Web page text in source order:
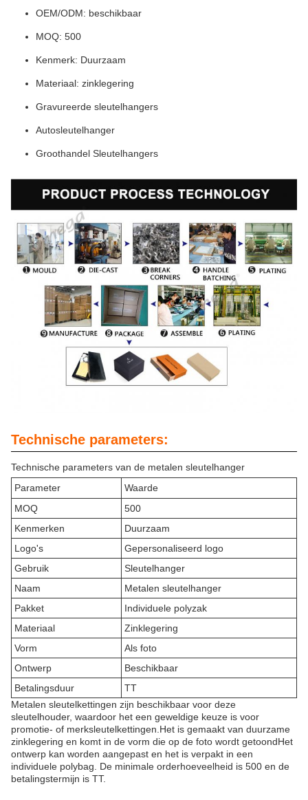
OEM/ODM: beschikbaar
MOQ: 500
Kenmerk: Duurzaam
Materiaal: zinklegering
Gravureerde sleutelhangers
Autosleutelhanger
Groothandel Sleutelhangers
Technische parameters:
Technische parameters van de metalen sleutelhanger
Parameter
Waarde
MOQ
500
Kenmerken
Duurzaam
Logo's
Gepersonaliseerd logo
Gebruik
Sleutelhanger
Naam
Metalen sleutelhanger
Pakket
Individuele polyzak
Materiaal
Zinklegering
Vorm
Als foto
Ontwerp
Beschikbaar
Betalingsduur
TT
Metalen sleutelkettingen zijn beschikbaar voor deze
sleutelhouder, waardoor het een geweldige keuze is voor
promotie- of merksleutelkettingen.Het is gemaakt van duurzame
zinklegering en komt in de vorm die op de foto wordt getoondHet
ontwerp kan worden aangepast en het is verpakt in een
individuele polybag. De minimale orderhoeveelheid is 500 en de
betalingstermijn is TT.